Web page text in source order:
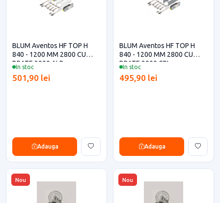
In stoc
BLUM Aventos HF TOP H
840 - 1200 MM 2800 CU
BRATE 3900 ALB
501,90 lei
Adauga
In stoc
BLUM Aventos HF TOP H
840 - 1200 MM 2800 CU
BRATE 3900 GRI
495,90 lei
Adauga
Nou Nou